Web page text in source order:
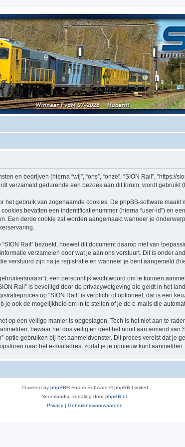
en bedrijven (hierna “wij”, “ons”, “onze”, “SION Rail”, “https://
verzameld gedurende een bezoek aan dit forum, wordt gebruikt
gebruik van zogenaamde cookies. De phpBB-software
bevatten een indentificatienummer (hierna “user-id”) en
Een derde cookie zal worden aangemaakt wanneer je
Rail” bezoekt, hoewel dit document daarop niet van
verzamelen door wat je aan ons verstuurt. Dit is onder
verstuurd zijn na je registratie en wanneer je bent aangemeld
een persoonlijk wachtwoord om te kunnen
Rail” is beveiligd door de privacywetgeving die geldt in het
op “SION Rail” is verplicht of optioneel, dat is een
ook de mogelijkheid om in te stellen of je de e-mails die
op een veilige manier is opgeslagen. Toch is het niet aan te
bewaar het dus veilig en geef het nooit aan iemand van
optie gebruiken bij het aanmeldvenster. Dit proces vereist dat je
naar het e-mailadres, zodat je je opnieuw kunt aanmelden.
Powered by phpBB® Forum Software © phpBB Limited
Nederlandse vertaling doorphpBB.nl
Privacy | Gebruikersvoorwaarden